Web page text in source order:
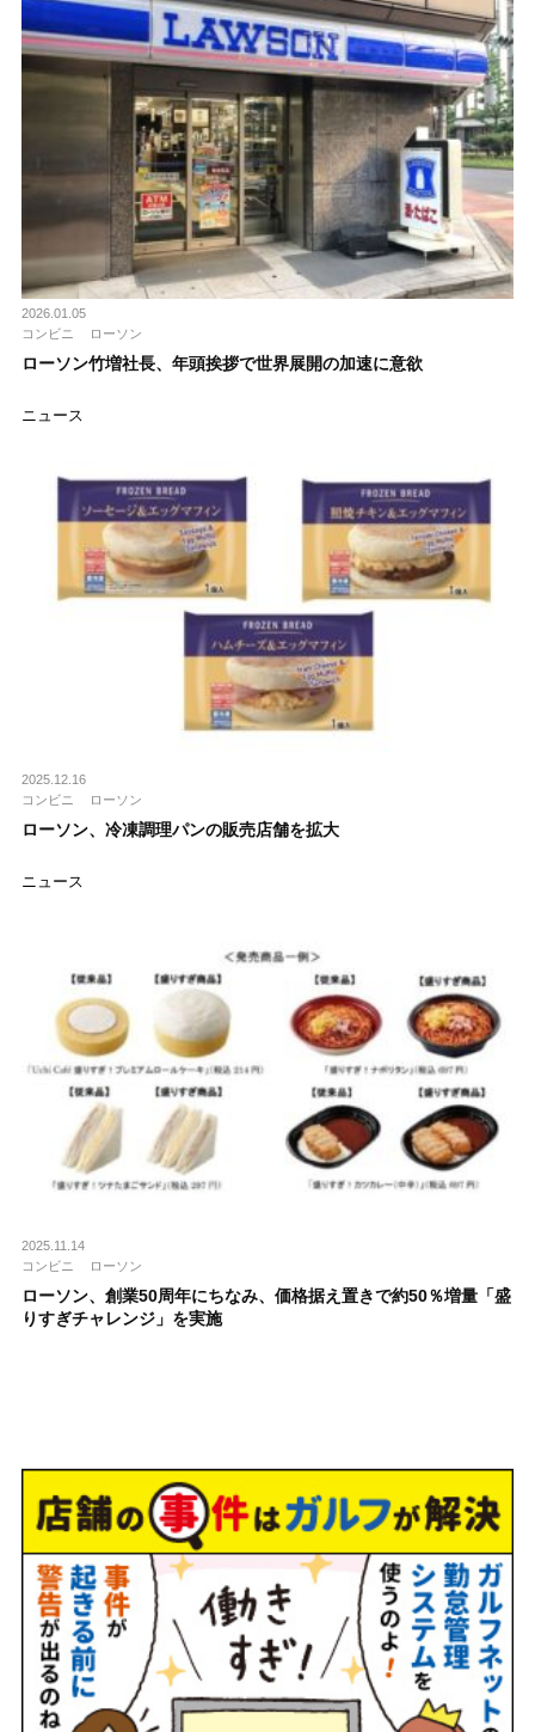
2026.01.05
コンビニ
ローソン
ローソン竹増社長、年頭挨拶で世界展開の加速に意欲
ニュース
2025.12.16
コンビニ
ローソン
ローソン、冷凍調理パンの販売店舗を拡大
ニュース
2025.11.14
コンビニ
ローソン
ローソン、創業50周年にちなみ、価格据え置きで約50％増量「盛
りすぎチャレンジ」を実施